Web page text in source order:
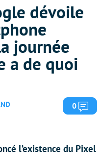
dévoile
journée
a de quoi
0
l’existence du Pixel